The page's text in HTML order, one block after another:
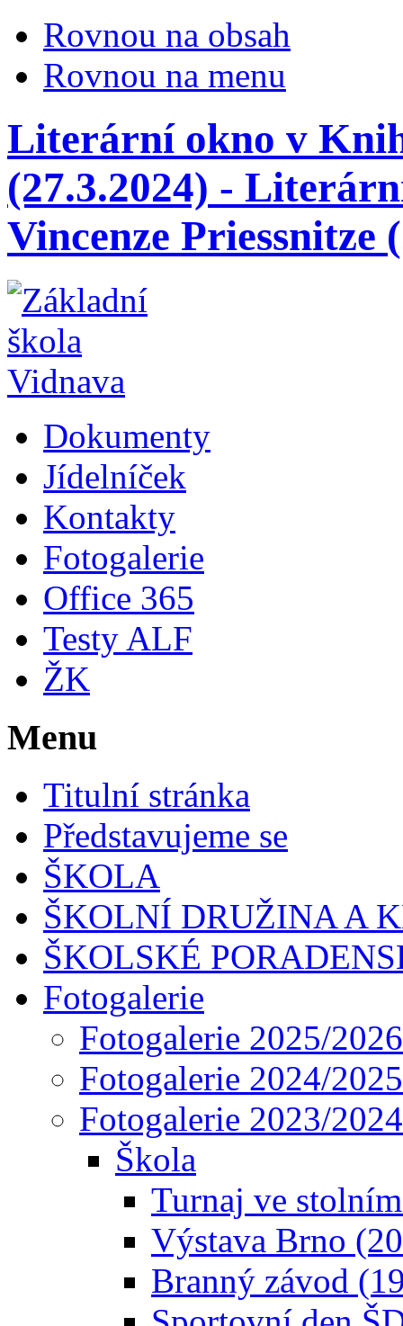
Rovnou na obsah
Rovnou na menu
Literární okno v
(27.3.2024) -
Vincenze Priessnitze
Dokumenty
Jídelníček
Kontakty
Fotogalerie
Office 365
Testy ALF
ŽK
Menu
Titulní stránka
Představujeme se
ŠKOLA
ŠKOLNÍ DRUŽINA A
ŠKOLSKÉ
Fotogalerie
Fotogalerie 2025/2026
Fotogalerie 2024/2025
Fotogalerie 2023/2024
Škola
Turnaj ve
Výstava Brno
Branný závod